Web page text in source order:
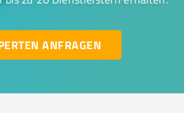
ANFRAGEN